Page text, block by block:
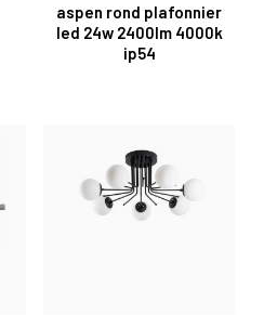
aspen rond plafonnier
led 24w 2400lm 4000k
ip54